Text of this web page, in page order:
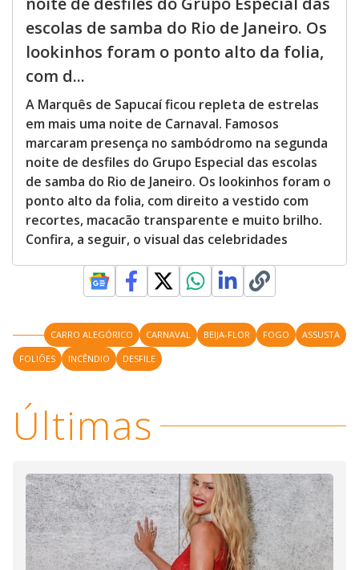
escolas de samba do Rio de Janeiro. Os
lookinhos foram o ponto alto da folia,
com d...
A Marquês de Sapucaí ficou repleta de estrelas
em mais uma noite de Carnaval. Famosos
marcaram presença no sambódromo na segunda
noite de desfiles do Grupo Especial das escolas
de samba do Rio de Janeiro. Os lookinhos foram o
ponto alto da folia, com direito a vestido com
recortes, macacão transparente e muito brilho.
Confira, a seguir, o visual das celebridades
CARRO ALEGÓRICO CARNAVAL BEIJA-FLOR FOGO
ASSUSTA
FOLIÕES
INCÊNDIO DESFILE
Últimas